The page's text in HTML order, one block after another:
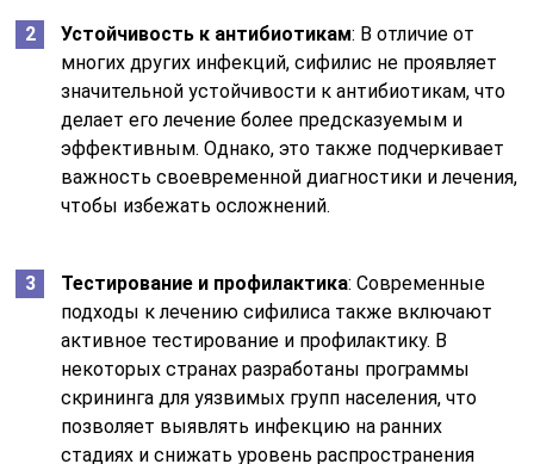
Устойчивость к антибиотикам: В отличие от
многих других инфекций, сифилис не проявляет
значительной устойчивости к антибиотикам, что
делает его лечение более предсказуемым и
эффективным. Однако, это также подчеркивает
важность своевременной диагностики и лечения,
чтобы избежать осложнений.
Тестирование и профилактика: Современные
подходы к лечению сифилиса также включают
активное тестирование и профилактику. В
некоторых странах разработаны программы
скрининга для уязвимых групп населения, что
позволяет выявлять инфекцию на ранних
стадиях и снижать уровень распространения